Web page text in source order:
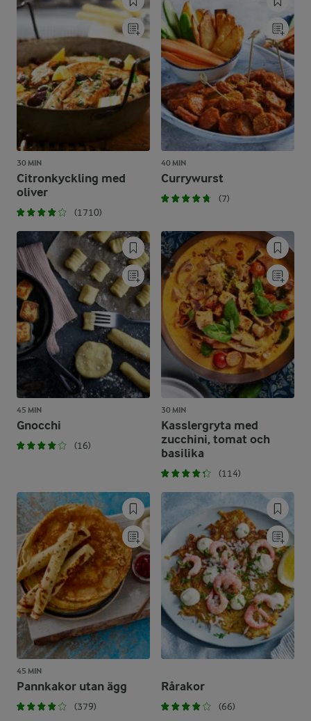
30 MIN
Citronkyckling med
oliver
(1710)
40 MIN
Currywurst
(7)
45 MIN
Gnocchi
(16)
30 MIN
Kasslergryta med
zucchini, tomat och
basilika
(114)
45 MIN
Pannkakor utan ägg
(379)
Rårakor
(66)